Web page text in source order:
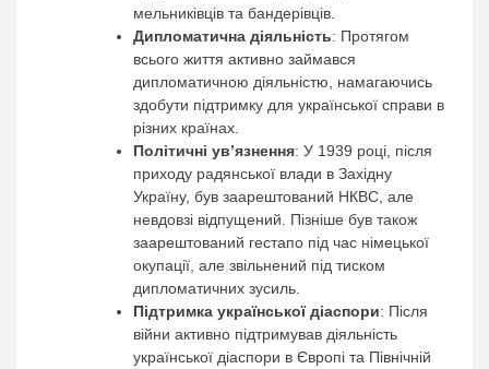
мельниківців та бандерівців.
Дипломатична діяльність: Протягом
всього життя активно займався
дипломатичною діяльністю, намагаючись
здобути підтримку для української справи в
різних країнах.
Політичні ув’язнення: У 1939 році, після
приходу радянської влади в Західну
Україну, був заарештований НКВС, але
невдовзі відпущений. Пізніше був також
заарештований гестапо під час німецької
окупації, але звільнений під тиском
дипломатичних зусиль.
Підтримка української діаспори: Після
війни активно підтримував діяльність
української діаспори в Європі та Північній